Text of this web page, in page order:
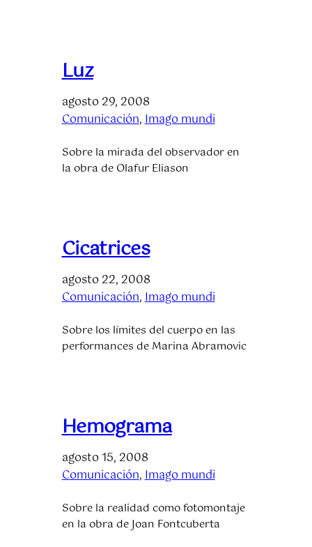
Luz
agosto 29, 2008
Comunicación, Imago mundi
Sobre la mirada del observador en
la obra de Olafur Eliason
Cicatrices
agosto 22, 2008
Comunicación, Imago mundi
Sobre los límites del cuerpo en las
performances de Marina Abramovic
Hemograma
agosto 15, 2008
Comunicación, Imago mundi
Sobre la realidad como fotomontaje
en la obra de Joan Fontcuberta